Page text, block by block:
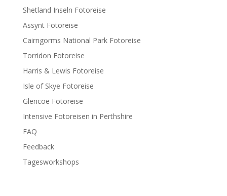
Shetland Inseln Fotoreise
Assynt Fotoreise
Cairngorms National Park Fotoreise
Torridon Fotoreise
Harris & Lewis Fotoreise
Isle of Skye Fotoreise
Glencoe Fotoreise
Intensive Fotoreisen in Perthshire
FAQ
Feedback
Tagesworkshops